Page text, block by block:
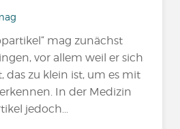
mag zunächst
vor allem weil er sich
das zu klein ist, um es mit
In der Medizin
jedoch...